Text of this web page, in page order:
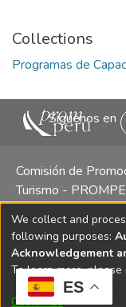
ES
Collections
Programas de
Siguenos en
Comisión de
Turismo -
Central telefónica:
Oeste 50, Edificio
Lima
We collect and
following purposes:
Acknowledgement
To learn more, please
Customize